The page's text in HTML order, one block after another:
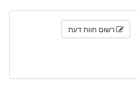
רשום חוות דעת